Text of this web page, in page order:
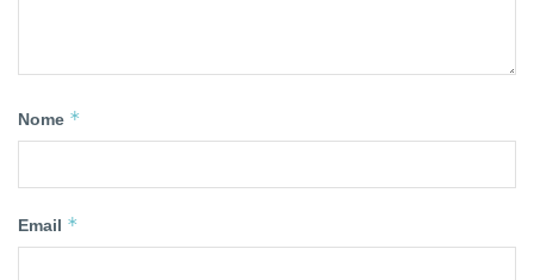
Nome *
Email *